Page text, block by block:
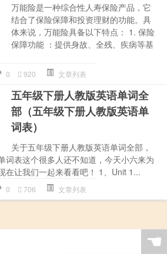
万能险是一种综合性人寿保险产品，它
结合了保险保障和投资理财的功能。具
体来说，万能险具备以下特点： 1. 保险
保障功能 ：提供身故、全残、疾病等基
0 920 文章列表
五年级下册人教版英语单词全
部（五年级下册人教版英语单
词表）
关于五年级下册人教版英语单词全部，
词表这个很多人还不知道，今天小六来为
在让我们一起来看看吧！ 1、Unit 1...
0 706 文章列表
☚